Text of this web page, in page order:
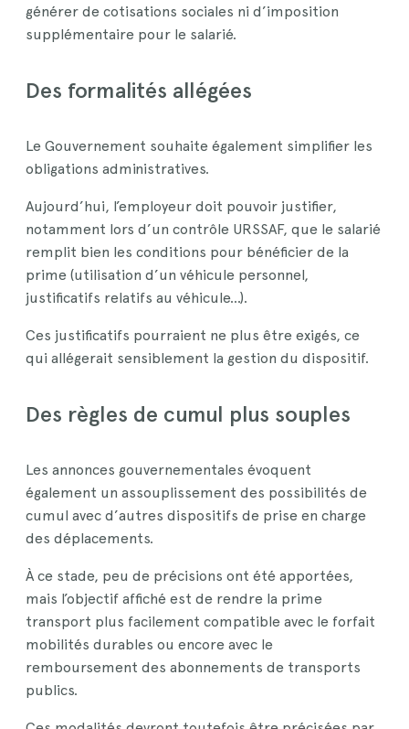
générer de cotisations sociales ni d’imposition
supplémentaire pour le salarié.
Des formalités allégées
Le Gouvernement souhaite également simplifier les
obligations administratives.
Aujourd’hui, l’employeur doit pouvoir justifier,
notamment lors d’un contrôle URSSAF, que le salarié
remplit bien les conditions pour bénéficier de la
prime (utilisation d’un véhicule personnel,
justificatifs relatifs au véhicule…).
Ces justificatifs pourraient ne plus être exigés, ce
qui allégerait sensiblement la gestion du dispositif.
Des règles de cumul plus souples
Les annonces gouvernementales évoquent
également un assouplissement des possibilités de
cumul avec d’autres dispositifs de prise en charge
des déplacements.
À ce stade, peu de précisions ont été apportées,
mais l’objectif affiché est de rendre la prime
transport plus facilement compatible avec le forfait
mobilités durables ou encore avec le
remboursement des abonnements de transports
publics.